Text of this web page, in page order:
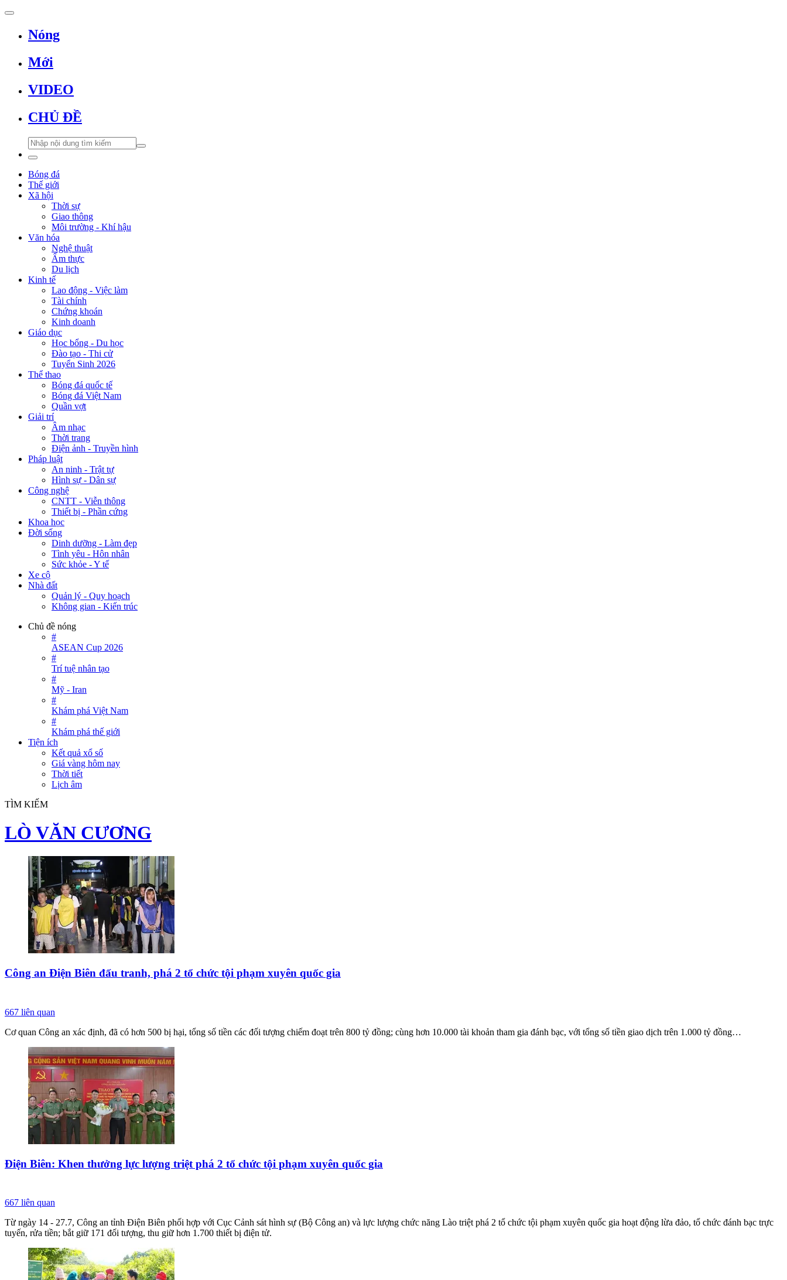
Nóng
Mới
VIDEO
CHỦ ĐỀ
Bóng đá
Thế giới
Xã hội
Thời sự
Giao thông
Môi trường - Khí hậu
Văn hóa
Nghệ thuật
Ẩm thực
Du lịch
Kinh tế
Lao động - Việc làm
Tài chính
Chứng khoán
Kinh doanh
Giáo dục
Học bổng - Du học
Đào tạo - Thi cử
Tuyển Sinh 2026
Thể thao
Bóng đá quốc tế
Bóng đá Việt Nam
Quần vợt
Giải trí
Âm nhạc
Thời trang
Điện ảnh - Truyền hình
Pháp luật
An ninh - Trật tự
Hình sự - Dân sự
Công nghệ
CNTT - Viễn thông
Thiết bị - Phần cứng
Khoa học
Đời sống
Dinh dưỡng - Làm đẹp
Tình yêu - Hôn nhân
Sức khỏe - Y tế
Xe cộ
Nhà đất
Quản lý - Quy hoạch
Không gian - Kiến trúc
Chủ đề nóng
#
ASEAN Cup 2026
#
Trí tuệ nhân tạo
#
Mỹ - Iran
#
Khám phá Việt Nam
#
Khám phá thế giới
Tiện ích
Kết quả xổ số
Giá vàng hôm nay
Thời tiết
Lịch âm
TÌM KIẾM
LÒ VĂN CƯƠNG
Công an Điện Biên đấu tranh, phá 2 tổ chức tội phạm xuyên quốc gia
667 liên quan
Cơ quan Công an xác định, đã có hơn 500 bị hại, tổng số tiền các đối tượng chiếm đoạt trên 800 tỷ đồng; cùng hơn 10.000 tài khoản tham gia đánh bạc, với tổng số tiền giao dịch trên 1.000 tỷ đồng…
Điện Biên: Khen thưởng lực lượng triệt phá 2 tổ chức tội phạm xuyên quốc gia
667 liên quan
Từ ngày 14 - 27.7, Công an tỉnh Điện Biên phối hợp với Cục Cảnh sát hình sự (Bộ Công an) và lực lượng chức năng Lào triệt phá 2 tổ chức tội phạm xuyên quốc gia hoạt động lừa đảo, tổ chức đánh bạc trực
tuyến, rửa tiền; bắt giữ 171 đối tượng, thu giữ hơn 1.700 thiết bị điện tử.